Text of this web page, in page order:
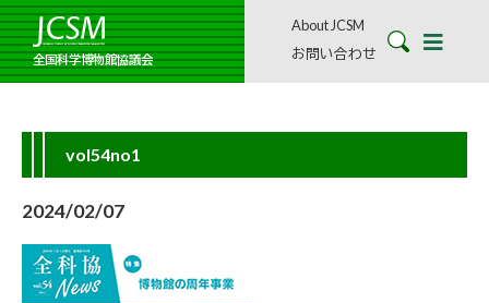
全国科学博物館協議会
About JCSM
お問い合わせ
vol54no1
2024/02/07